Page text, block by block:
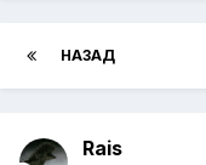
НАЗАД
Rais